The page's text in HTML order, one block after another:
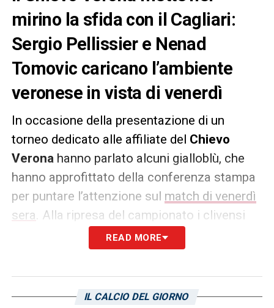
mirino la sfida con il Cagliari:
Sergio Pellissier e Nenad
Tomovic caricano l’ambiente
veronese in vista di venerdì
In occasione della presentazione di un
torneo dedicato alle affiliate del Chievo
Verona hanno parlato alcuni gialloblù, che
hanno approfittato della conferenza stampa
per puntare l’attenzione sul match di venerdì
sera . Alla ripresa del campionato i clivensi
ospitano infatti ilCagliari– distante ben 19
lunghezze – con l’imperativo di ottenere
continuare a coltivare qualche speranza di
READ MORE
IL CALCIO DEL GIORNO